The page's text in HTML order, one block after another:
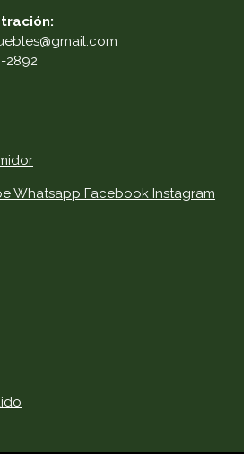
2892
Whatsapp Facebook Instagram